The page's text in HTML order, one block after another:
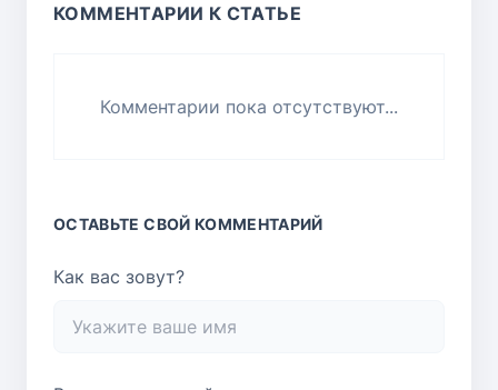
КОММЕНТАРИИ К СТАТЬЕ
Комментарии пока отсутствуют...
ОСТАВЬТЕ СВОЙ КОММЕНТАРИЙ
Как вас зовут?